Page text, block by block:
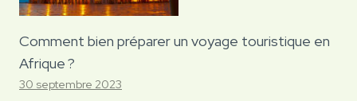
Comment bien préparer un voyage touristique en
Afrique ?
30 septembre 2023